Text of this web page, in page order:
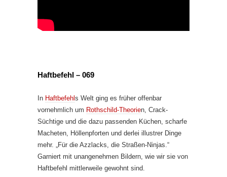
Haftbefehl – 069
In Haftbefehl s Welt ging es früher offenbar
vornehmlich um Rothschild-Theorien, Crack-
Süchtige und die dazu passenden Küchen, scharfe
Macheten, Höllenpforten und derlei illustrer Dinge
mehr. „Für die Azzlacks, die Straßen-Ninjas.“
Garniert mit unangenehmen Bildern, wie wir sie von
Haftbefehl mittlerweile gewohnt sind.